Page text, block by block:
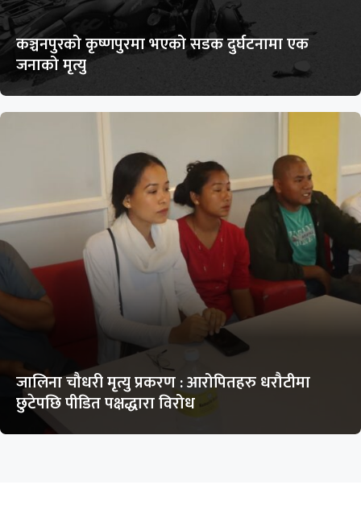
कञ्चनपुरको कृष्णपुरमा भएको सडक दुर्घटनामा एक
जनाको मृत्यु
जालिना चौधरी मृत्यु प्रकरण : आरोपितहरु धरौटीमा
छुटेपछि पीडित पक्षद्धारा विरोध